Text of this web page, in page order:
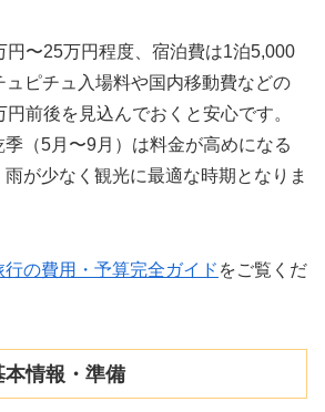
円〜25万円程度、宿泊費は1泊5,000
ュピチュ入場料や国内移動費などの
前後を見込んでおくと安心です。
（5月〜9月）は料金が高めになる
が少なく観光に最適な時期となりま
行の費用・予算完全ガイド をご覧くだ
情報・準備